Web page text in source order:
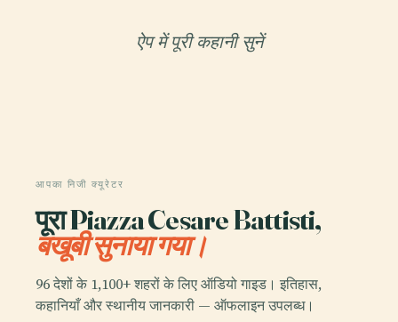
ऐप में पूरी कहानी सुनें
आपका निजी क्यूरेटर
पूरा Piazza Cesare Battisti,
बखूबी सुनाया गया।
96 देशों के 1,100+ शहरों के लिए ऑडियो गाइड। इतिहास,
कहानियाँ और स्थानीय जानकारी — ऑफलाइन उपलब्ध।